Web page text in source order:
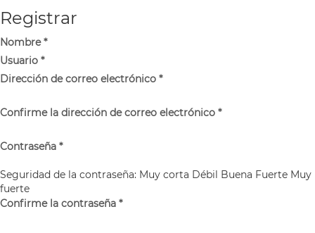
Registrar
Nombre*
Usuario *
Dirección de correo electrónico *
Confirme la dirección de correo electrónico *
Contraseña *
Seguridad de la contraseña: Muy corta Débil Buena Fuerte Muy
fuerte
Confirme la contraseña *